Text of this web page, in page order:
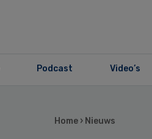
Podcast Video’s
Home › Nieuws